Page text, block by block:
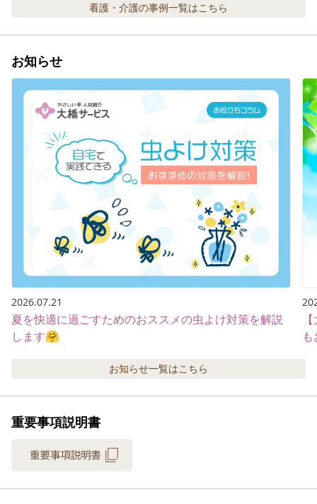
看護・介護の事例一覧はこちら
お知らせ
2026.07.21
夏を快適に過ごすためのおススメの虫よけ対策を解説
します🤗
お知らせ一覧はこちら
重要事項説明書